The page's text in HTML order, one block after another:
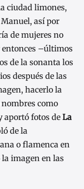
ciudad limones,
así por
de mujeres no
–últimos
de la sonanta los
después de las
hacerlo la
como
aportó fotos deLa
de la
o flamenca en
imagen en las